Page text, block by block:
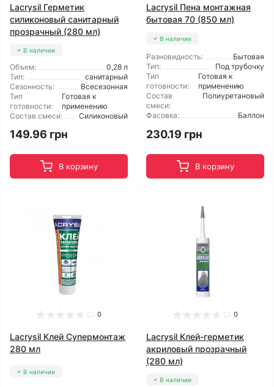
Lacrysil Герметик
силиконовый санитарный
прозрачный (280 мл)
В наличии
Объем:
0,28 л
Тип:
санитарный
Сезонность:
Всесезонная
Тип
готовности:
Готовая к
применению
Состав смеси:
Силиконовый
149.96 грн
В корзину
Lacrysil Пена монтажная
бытовая 70 (850 мл)
В наличии
Разновидность:
Бытовая
Тип:
Под трубочку
Тип
готовности:
Готовая к
применению
Состав
смеси:
Полиуретановый
Фасовка: Баллон
230.19 грн
В корзину
0
Lacrysil Клей Супермонтаж
280 мл
В наличии
0
Lacrysil Клей-герметик
акриловый прозрачный
(280 мл)
В наличии